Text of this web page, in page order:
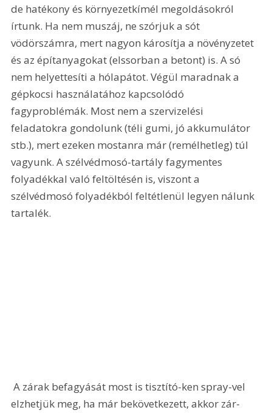
de hatékony és környezetkímél megoldásokról
írtunk. Ha nem muszáj, ne szórjuk a sót
vödörszámra, mert nagyon károsítja a növényzetet
és az építanyagokat (elssorban a betont) is. A só
nem helyettesíti a hólapátot. Végül maradnak a
gépkocsi használatához kapcsolódó
fagyproblémák. Most nem a szervizelési
feladatokra gondolunk (téli gumi, jó akkumulátor
stb.), mert ezeken mostanra már (remélhetleg) túl
vagyunk. A szélvédmosó-tartály fagymentes
folyadékkal való feltöltésén is, viszont a
szélvédmosó folyadékból feltétlenül legyen nálunk
tartalék.
A zárak befagyását most is tisztító-ken spray-vel
elzhetjük meg, ha már bekövetkezett, akkor zár-